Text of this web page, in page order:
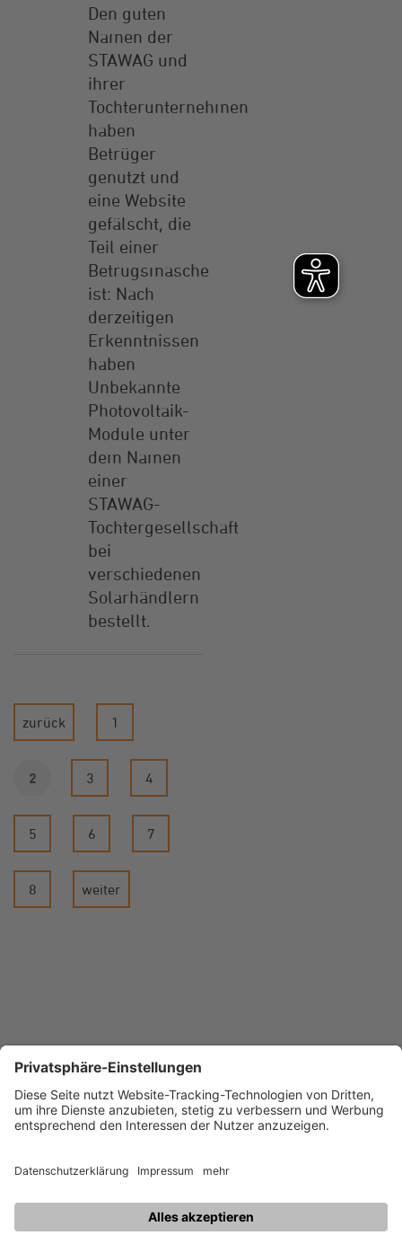
Den guten
Namen der
STAWAG und
ihrer
Tochterunternehmen
haben
Betrüger
genutzt und
eine Website
gefälscht, die
Teil einer
Betrugsmasche
ist: Nach
derzeitigen
Erkenntnissen
haben
Unbekannte
Photovoltaik-
Module unter
dem Namen
einer
STAWAG-
Tochtergesellschaft
bei
verschiedenen
Solarhändlern
bestellt.
zurück 1
2 3 4
5 6 7
8 weiter
Datenschutzeinstellungen
© 2026 STAWAG Energie
GmbH